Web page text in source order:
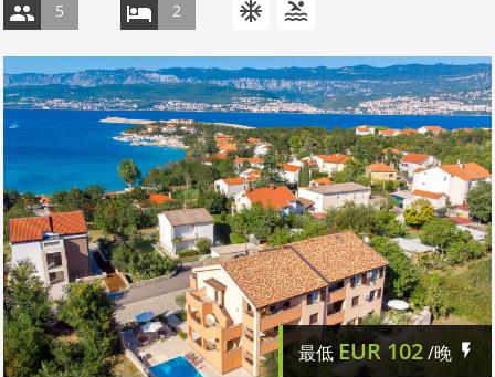
5 2
最低EUR102/晚